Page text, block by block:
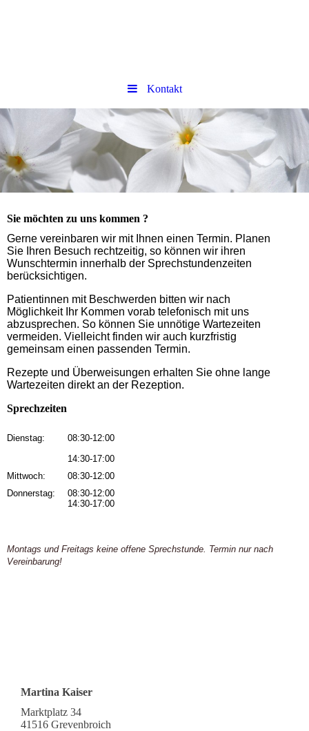
Kontakt
Sie möchten zu uns kommen ?
Gerne vereinbaren wir mit Ihnen einen Termin. Planen
Sie Ihren Besuch rechtzeitig, so können wir ihren
Wunschtermin innerhalb der Sprechstundenzeiten
berücksichtigen.
Patientinnen mit Beschwerden bitten wir nach
Möglichkeit Ihr Kommen vorab telefonisch mit uns
abzusprechen. So können Sie unnötige Wartezeiten
vermeiden. Vielleicht finden wir auch kurzfristig
gemeinsam einen passenden Termin.
Rezepte und Überweisungen erhalten Sie ohne lange
Wartezeiten direkt an der Rezeption.
Sprechzeiten
Dienstag:
08:30-12:00
14:30-17:00
Mittwoch:
08:30-12:00
Donnerstag:
08:30-12:00
14:30-17:00
Montags und Freitags keine offene Sprechstunde. Termin nur nach
Vereinbarung!
Martina Kaiser
Marktplatz 34
41516 Grevenbroich